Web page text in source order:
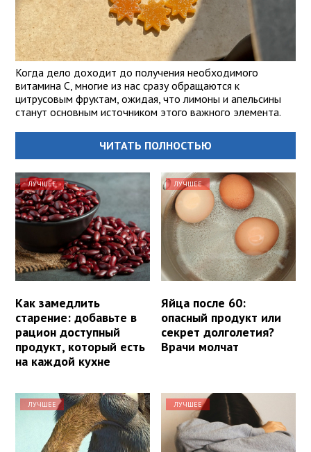
Когда дело доходит до получения необходимого
витамина С, многие из нас сразу обращаются к
цитрусовым фруктам, ожидая, что лимоны и апельсины
станут основным источником этого важного элемента.
ЧИТАТЬ ПОЛНОСТЬЮ
ЛУЧШЕЕ
Как замедлить
старение: добавьте в
рацион доступный
продукт, который есть
на каждой кухне
ЛУЧШЕЕ
Яйца после 60:
опасный продукт или
секрет долголетия?
Врачи молчат
ЛУЧШЕЕ ЛУЧШЕЕ